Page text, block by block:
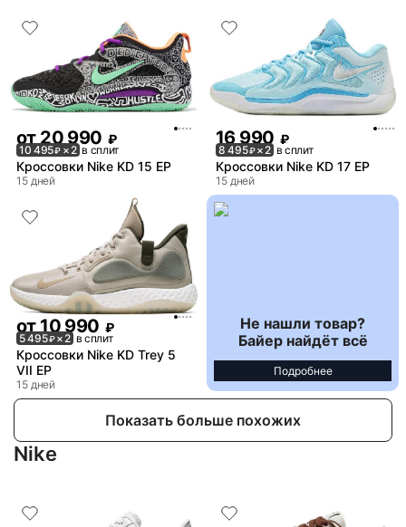
от 20 990 ₽
10 495₽ × 2 в сплит
Кроссовки Nike KD 15 EP
15 дней
16 990 ₽
8 495₽× 2 в сплит
Кроссовки Nike KD 17 EP
15 дней
от10 990 ₽
5 495₽× 2 в сплит
Кроссовки Nike KD Trey 5
VII EP
15 дней
Не нашли товар?
Байер найдёт всё
Подробнее
Показать больше похожих
Nike